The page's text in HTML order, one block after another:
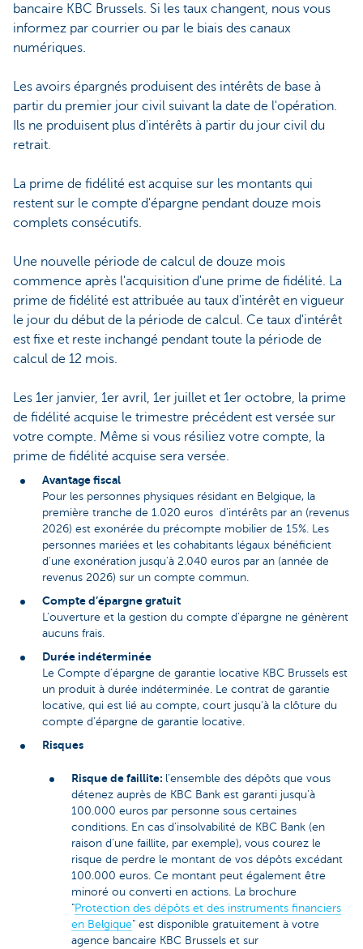
bancaire KBC Brussels. Si les taux changent, nous vous
informez par courrier ou par le biais des canaux
numériques.
Les avoirs épargnés produisent des intérêts de base à
partir du premier jour civil suivant la date de l'opération.
Ils ne produisent plus d'intérêts à partir du jour civil du
retrait.
La prime de fidélité est acquise sur les montants qui
restent sur le compte d'épargne pendant douze mois
complets consécutifs.
Une nouvelle période de calcul de douze mois
commence après l'acquisition d'une prime de fidélité. La
prime de fidélité est attribuée au taux d'intérêt en vigueur
le jour du début de la période de calcul. Ce taux d'intérêt
est fixe et reste inchangé pendant toute la période de
calcul de 12 mois.
Les 1er janvier, 1er avril, 1er juillet et 1er octobre, la prime
de fidélité acquise le trimestre précédent est versée sur
votre compte. Même si vous résiliez votre compte, la
prime de fidélité acquise sera versée.
Avantage fiscal
Pour les personnes physiques résidant en Belgique, la
première tranche de 1.020 euros d’intérêts par an (revenus
2026) est exonérée du précompte mobilier de 15%. Les
personnes mariées et les cohabitants légaux bénéficient
d'une exonération jusqu'à 2.040 euros par an (année de
revenus 2026) sur un compte commun.
Compte d’épargne gratuit
L’ouverture et la gestion du compte d’épargne ne génèrent
aucuns frais.
Durée indéterminée
Le Compte d’épargne de garantie locative KBC Brussels est
un produit à durée indéterminée. Le contrat de garantie
locative, qui est lié au compte, court jusqu’à la clôture du
compte d’épargne de garantie locative.
Risques
Risque de faillite: l’ensemble des dépôts que vous
détenez auprès de KBC Bank est garanti jusqu’à
100.000 euros par personne sous certaines
conditions. En cas d’insolvabilité de KBC Bank (en
raison d’une faillite, par exemple), vous courez le
risque de perdre le montant de vos dépôts excédant
100.000 euros. Ce montant peut également être
minoré ou converti en actions. La brochure
"Protection des dépôts et des instruments financiers
en Belgique" est disponible gratuitement à votre
agence bancaire KBC Brussels et sur